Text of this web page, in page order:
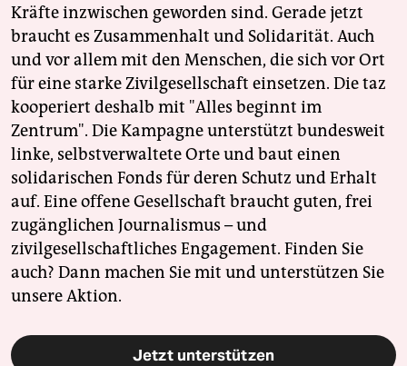
Kräfte inzwischen geworden sind. Gerade jetzt
braucht es Zusammenhalt und Solidarität. Auch
und vor allem mit den Menschen, die sich vor Ort
für eine starke Zivilgesellschaft einsetzen. Die taz
kooperiert deshalb mit "Alles beginnt im
Zentrum". Die Kampagne unterstützt bundesweit
linke, selbstverwaltete Orte und baut einen
solidarischen Fonds für deren Schutz und Erhalt
auf. Eine offene Gesellschaft braucht guten, frei
zugänglichen Journalismus – und
zivilgesellschaftliches Engagement. Finden Sie
auch? Dann machen Sie mit und unterstützen Sie
unsere Aktion.
Jetzt unterstützen